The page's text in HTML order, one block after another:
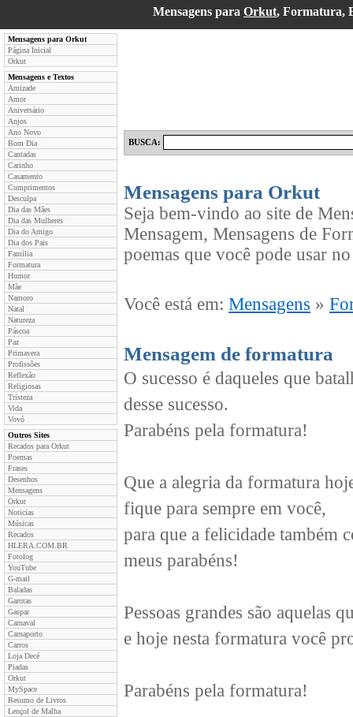
Mensagens para Orkut, Formatura,
Mensagens para Orkut
Página Inicial
Orkut
Mensagens e Textos
Amizade
Amor
Aniversário
Anjos
Ano Novo
Bom Dia
Cantadas
Carinho
Casamento
Cumprimentos
Desculpa
Dia das Mães
Dia das Mulheres
Dia do Amigo
Dia dos Pais
Família
Formatura
Humor
Mãe
Namoro
Natal
Natureza
Páscoa
Paz
Primavera
Profissões
Reflexão
Religiosas
Tristeza
Vida
Vovó
Outros Sites
Recados para Orkut
Poemas
Frases
Desenhos
Mensagens
Orkut
Noticias
Músicas
Recados
HLERA.COM.BR
Fotolog
YouTube
G-mail
Baladas
Garotas
Gaspar
Carnaval
Carnaporto
Carros
Loja Decé
Piadas
Orkut
MySpace
Resumo de Livros
Lençol de Malha
BUSCA:
Mensagens para Orkut
Seja bem-vindo ao site de
Mensagem, Mensagens de
poemas que você pode usar
Você está em: Mensagens »
Mensagem de formatura
O sucesso é daqueles que
desse sucesso.
Parabéns pela formatura!
Que a alegria da formatura
fique para sempre em você,
para que a felicidade também
meus parabéns!
Pessoas grandes são aquelas
e hoje nesta formatura você
Parabéns pela formatura!